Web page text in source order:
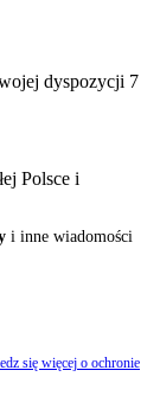
dyspozycji 7
Polsce i
i inne wiadomości
się więcej o ochronie